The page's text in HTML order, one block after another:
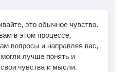
это обычное чувство.
в этом процессе,
вопросы и направляя вас,
лучше понять и
чувства и мысли.